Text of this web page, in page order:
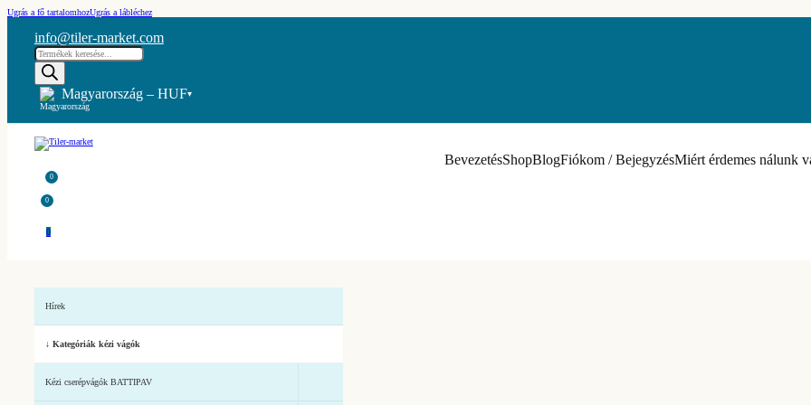
Ugrás a fő tartalomhozUgrás a lábléchez
info@tiler-market.com
Products
search
Magyarország – HUF▾
BevezetésShopBlogFiókom / BejegyzésMiért érdemes nálunk
0
0
0
Hírek
↓ Kategóriák kézi vágók
Kézi cserépvágók BATTIPAV